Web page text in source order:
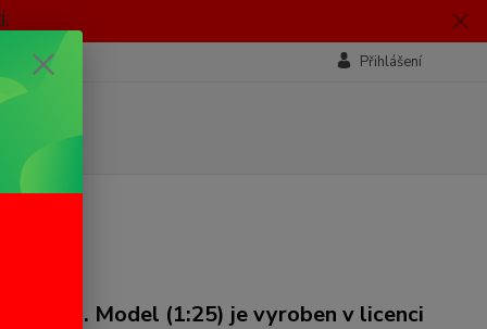
Přihlášení
hračka. Model (1:25) je vyroben v licenci